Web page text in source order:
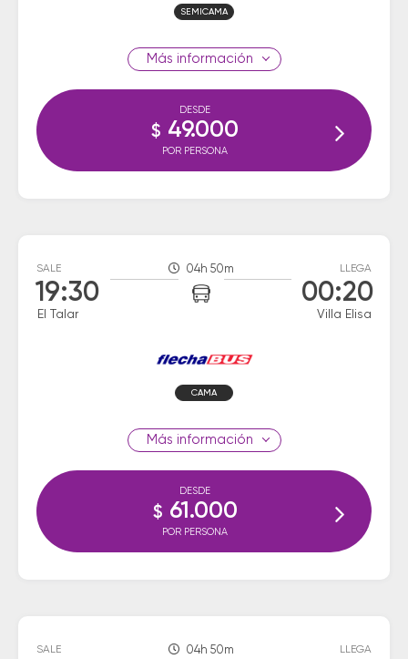
SEMICAMA
información
DESDE
$ 49.000
POR PERSONA
SALE
19:30
El Talar
04h 50m LLEGA
00:20
Villa Elisa
CAMA
información
DESDE
$ 61.000
POR PERSONA
SALE 04h 50m LLEGA